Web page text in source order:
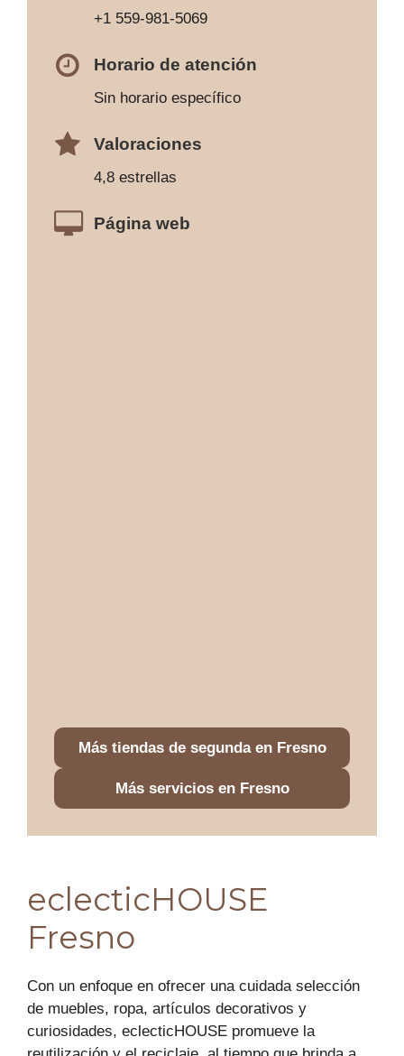
+1 559-981-5069
Horario de atención
Sin horario específico
Valoraciones
4,8 estrellas
Página web
Más tiendas de segunda en Fresno
Más servicios en Fresno
eclecticHOUSE
Fresno
Con un enfoque en ofrecer una cuidada selección
de muebles, ropa, artículos decorativos y
curiosidades, eclecticHOUSE promueve la